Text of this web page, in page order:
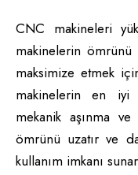
CNC makineleri
makinelerin ömrünü
maksimize etmek
makinelerin en iyi
mekanik aşınma
ömrünü uzatır ve
kullanım imkanı